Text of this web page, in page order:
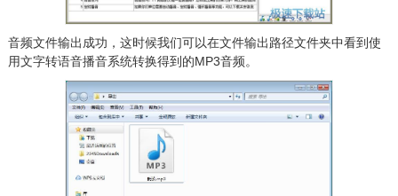
音频文件输出成功，这时候我们可以在文件输出路径文件夹中看到使
用文字转语音播音系统转换得到的MP3音频。